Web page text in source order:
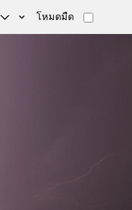
โหมดมืด